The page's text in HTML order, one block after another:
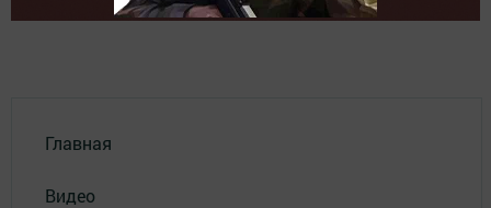
Главная
Видео